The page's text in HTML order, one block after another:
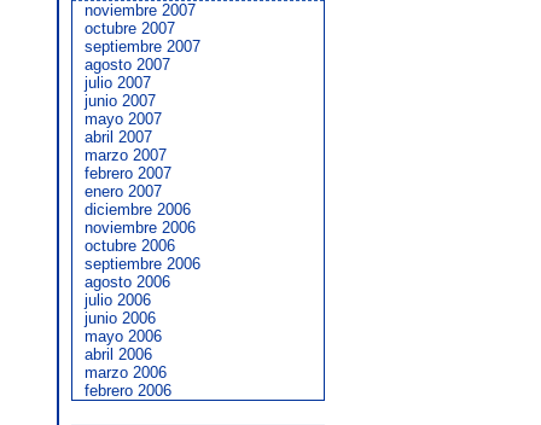
noviembre 2007
octubre 2007
septiembre 2007
agosto 2007
julio 2007
junio 2007
mayo 2007
abril 2007
marzo 2007
febrero 2007
enero 2007
diciembre 2006
noviembre 2006
octubre 2006
septiembre 2006
agosto 2006
julio 2006
junio 2006
mayo 2006
abril 2006
marzo 2006
febrero 2006